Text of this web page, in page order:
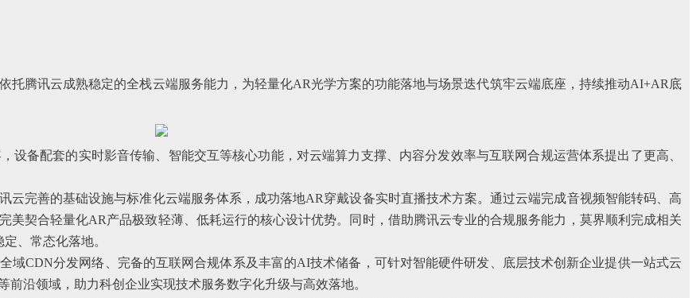
托腾讯云成熟稳定的全栈云端服务能力，为轻量化AR光学方案的功能落地与场景迭代筑牢云端底座，持续推动AI+AR底
设备配套的实时影音传输、智能交互等核心功能，对云端算力支撑、内容分发效率与互联网合规运营体系提出了更高、
云完善的基础设施与标准化云端服务体系，成功落地AR穿戴设备实时直播技术方案。通过云端完成音视频智能转码、高
美契合轻量化AR产品极致轻薄、低耗运行的核心设计优势。同时，借助腾讯云专业的合规服务能力，莫界顺利完成相关
、常态化落地。
域CDN分发网络、完备的互联网合规体系及丰富的AI技术储备，可针对智能硬件研发、底层技术创新企业提供一站式云
沿领域，助力科创企业实现技术服务数字化升级与高效落地。